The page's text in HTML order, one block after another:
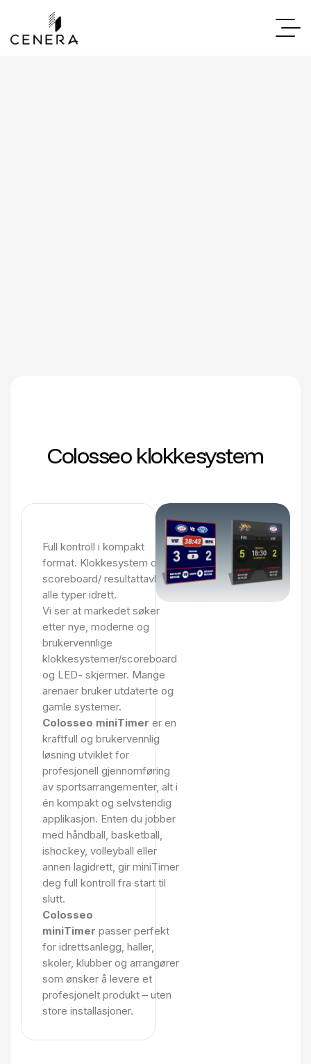
Colosseo klokkesystem
Full kontroll i kompakt
format. Klokkesystem og
scoreboard/ resultattavle for
alle typer idrett.
Vi ser at markedet søker
etter nye, moderne og
brukervennlige
klokkesystemer/scoreboard
og LED- skjermer. Mange
arenaer bruker utdaterte og
gamle systemer.
Colosseo miniTimer er en
kraftfull og brukervennlig
løsning utviklet for
profesjonell gjennomføring
av sportsarrangementer, alt i
én kompakt og selvstendig
applikasjon. Enten du jobber
med håndball, basketball,
ishockey, volleyball eller
annen lagidrett, gir miniTimer
deg full kontroll fra start til
slutt.
Colosseo
miniTimer passer perfekt
for idrettsanlegg, haller,
skoler, klubber og arrangører
som ønsker å levere et
profesjonelt produkt – uten
store installasjoner.